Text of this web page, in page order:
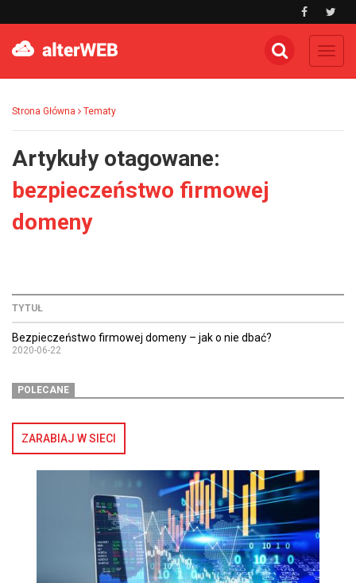
Strona Główna Tematy
Artykuły otagowane:
bezpieczeństwo firmowej
domeny
TYTUŁ
Bezpieczeństwo firmowej domeny – jak o nie dbać?
2020-06-22
POLECANE
ZARABIAJ W SIECI